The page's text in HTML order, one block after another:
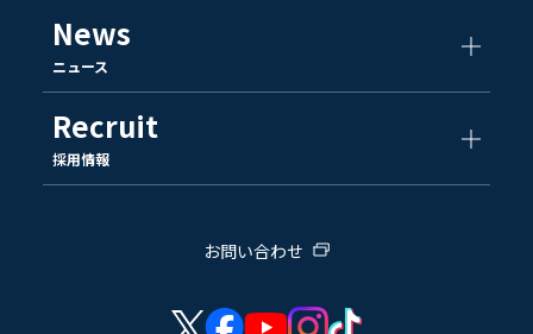
News
ニュース
Recruit
採用情報
お問い合わせ